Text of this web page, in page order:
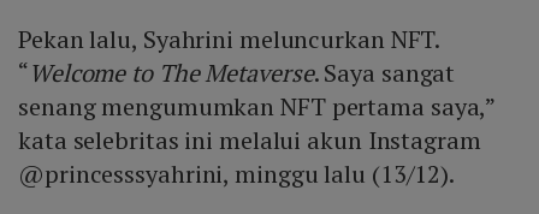
Pekan lalu, Syahrini meluncurkan NFT.
“Welcome to The Metaverse. Saya sangat
senang mengumumkan NFT pertama saya,”
kata selebritas ini melalui akun Instagram
@princesssyahrini, minggu lalu (13/12).